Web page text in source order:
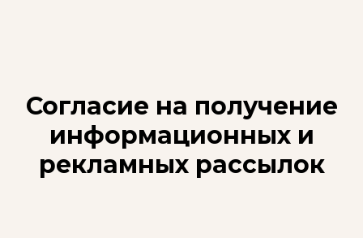
Согласие на получение
информационных и
рекламных рассылок